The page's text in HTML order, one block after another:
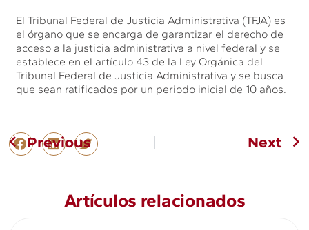
El Tribunal Federal de Justicia Administrativa (TFJA) es
el órgano que se encarga de garantizar el derecho de
acceso a la justicia administrativa a nivel federal y se
establece en el artículo 43 de la Ley Orgánica del
Tribunal Federal de Justicia Administrativa y se busca
que sean ratificados por un periodo inicial de 10 años.
Previous Next
Artículos relacionados